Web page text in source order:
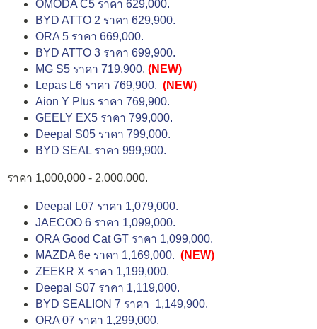
OMODA C5 ราคา 629,000.
BYD ATTO 2 ราคา 629,900.
ORA 5 ราคา 669,000.
BYD ATTO 3 ราคา 699,900.
MG S5 ราคา 719,900. (NEW)
Lepas L6 ราคา 769,900. (NEW)
Aion Y Plus ราคา 769,900.
GEELY EX5 ราคา 799,000.
Deepal S05 ราคา 799,000.
BYD SEAL ราคา 999,900.
ราคา 1,000,000 - 2,000,000.
Deepal L07 ราคา 1,079,000.
JAECOO 6 ราคา 1,099,000.
ORA Good Cat GT ราคา 1,099,000.
MAZDA 6e ราคา 1,169,000. (NEW)
ZEEKR X ราคา 1,199,000.
Deepal S07 ราคา 1,119,000.
BYD SEALION 7 ราคา 1,149,900.
ORA 07 ราคา 1,299,000.